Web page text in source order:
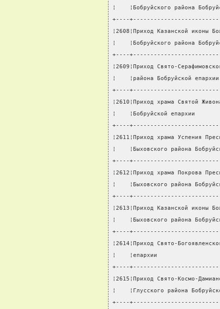
¦    ¦Бобруйского района
+----
¦2608¦Приход Казанской
¦    ¦Бобруйского района
+----
¦2609¦Приход Свято-
¦    ¦района Бобруйской
+----
¦2610¦Приход храма Святой
¦    ¦Бобруйской
+----
¦2611¦Приход храма Успения
¦    ¦Быховского района
+----
¦2612¦Приход храма Покрова
¦    ¦Быховского района
+----
¦2613¦Приход Казанской иконы
¦    ¦Быховского района
+----
¦2614¦Приход Свято-
¦    ¦епархии
+----
¦2615¦Приход Свято-Космо-
¦    ¦Глусского района
+----